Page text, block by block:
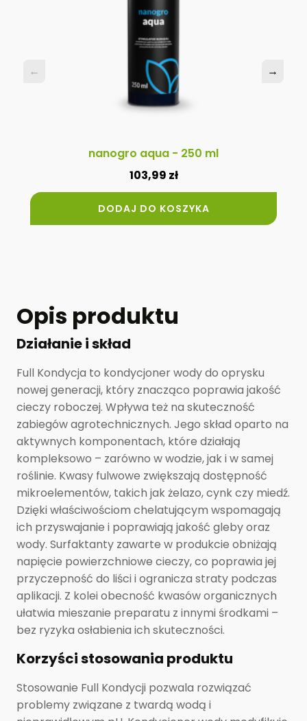
nanogro aqua - 250 ml
103,99 zł
DODAJ DO KOSZYKA
← →
← →
Opis produktu
Działanie i skład
Full Kondycja to kondycjoner wody do oprysku
nowej generacji, który znacząco poprawia jakość
cieczy roboczej. Wpływa też na skuteczność
zabiegów agrotechnicznych. Jego skład oparto na
aktywnych komponentach, które działają
kompleksowo – zarówno w wodzie, jak i w samej
roślinie. Kwasy fulwowe zwiększają dostępność
mikroelementów, takich jak żelazo, cynk czy miedź.
Dzięki właściwościom chelatującym wspomagają
ich przyswajanie i poprawiają jakość gleby oraz
wody. Surfaktanty zawarte w produkcie obniżają
napięcie powierzchniowe cieczy, co poprawia jej
przyczepność do liści i ogranicza straty podczas
aplikacji. Z kolei obecność kwasów organicznych
ułatwia mieszanie preparatu z innymi środkami –
bez ryzyka osłabienia ich skuteczności.
Korzyści stosowania produktu
Stosowanie Full Kondycji pozwala rozwiązać
problemy związane z twardą wodą i